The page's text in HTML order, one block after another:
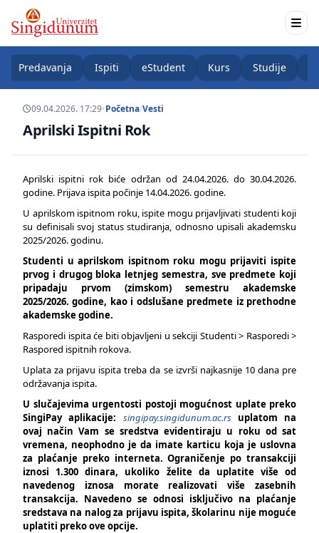
Predavanja Ispiti eStudent Kurs Studije
09.04.2026. 17:29•Početna/Vesti
Aprilski Ispitni Rok
Aprilski ispitni rok biće održan od 24.04.2026. do 30.04.2026.
godine. Prijava ispita počinje 14.04.2026. godine.
U aprilskom ispitnom roku, ispite mogu prijavljivati studenti koji
su definisali svoj status studiranja, odnosno upisali akademsku
2025/2026. godinu.
Studenti u aprilskom ispitnom roku mogu prijaviti ispite
prvog i drugog bloka letnjeg semestra, sve predmete koji
pripadaju prvom (zimskom) semestru akademske
2025/2026. godine, kao i odslušane predmete iz prethodne
akademske godine.
Rasporedi ispita će biti objavljeni u sekciji Studenti > Rasporedi >
Raspored ispitnih rokova.
Uplata za prijavu ispita treba da se izvrši najkasnije 10 dana pre
održavanja ispita.
U slučajevima urgentosti postoji mogućnost uplate preko
SingiPay aplikacije: singipay.singidunum.ac.rsuplatom na
ovaj način Vam se sredstva evidentiraju u roku od sat
vremena, neophodno je da imate karticu koja je uslovna
za plaćanje preko interneta. Ograničenje po transakciji
iznosi 1.300 dinara, ukoliko želite da uplatite više od
navedenog iznosa morate realizovati više zasebnih
transakcija. Navedeno se odnosi isključivo na plaćanje
sredstava na nalog za prijavu ispita, školarinu nije moguće
uplatiti preko ove opcije.